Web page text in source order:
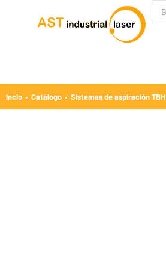
Incio · Catálogo · Sistemas de aspiración TBH